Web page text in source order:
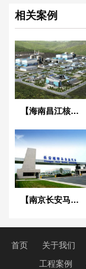
相关案例
【海南昌江核电站项目】1、2号机通用机械橡胶接头合同
【南京长安马自达工厂】橡胶接头合同
首页 关于我们
工程案例